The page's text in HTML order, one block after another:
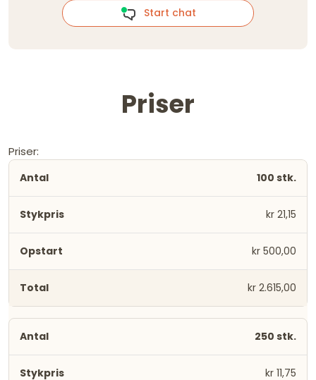
Start chat
Priser
Priser:
100 stk.
kr 21,15
kr 500,00
kr 2.615,00
250 stk.
kr 11,75